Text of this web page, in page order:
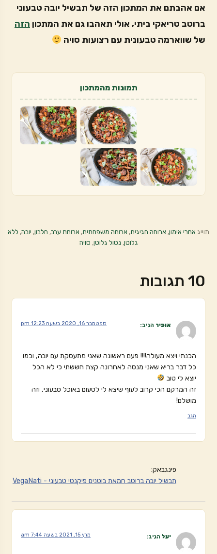
אם אהבתם את המתכון הזה של תבשיל יובה טבעוני
ברוטב טריאקי ביתי, אולי תאהבו גם את המתכון הזה
של שווארמה טבעונית עם רצועות סויה
תמונות מהמתכון
תוייג אחרי אימון, ארוחה חגיגית, ארוחה משפחתית, ארוחת ערב, חלבון, יובה, ללא
גלוטן, נטול גלוטן, סויה
10 תגובות
אופיר הגיב: ספטמבר 16, 2020 בשעה 12:23 pm
הכנתי ויצא מעולה!!!! פעם ראשונה שאני מתעסקת עם יובה, וכמו
כל דבר בריא שאני מנסה לאחרונה קצת חששתי כי לא הכל
יוצא לי טוב
זה המרקם הכי קרוב לעוף שיצא לי לטעום באוכל טבעוני, וזה
מושלם!
הגב
פינגבאק:
תבשיל יובה ברוטב חמאת בוטנים פיקנטי טבעוני - VegaNati
יעל הגיב: מרץ 15, 2021 בשעה 7:44 am